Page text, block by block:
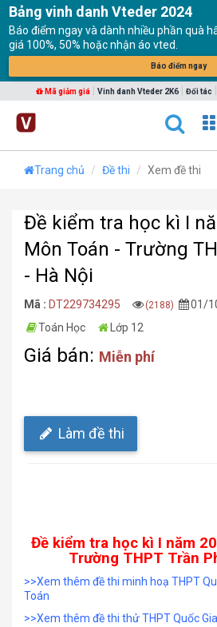
Bảng vinh danh Vteder 2024
Báo điểm ngay và dành nhiều phần quà
giá 100%, 50% hoặc nhận áo vted.
Báo điểm ngay
Mã giảm giá Vinh danh Vteder 2K6 Đối tác
Trang chủ Đề thi Xem đề thi
Đề kiểm tra học kì I
Môn Toán - Trường
- Hà Nội
Mã : DT229734295 (2188)
01/
Toán Học
Lớp 12
Giá bán: Miễn phí
Làm đề thi
Đề kiểm tra học kì I năm
Trường THPT Trần
>>Xem thêm đề thi minh hoạ THPT
Toán
>>Xem thêm đề thi thử THPT Quốc